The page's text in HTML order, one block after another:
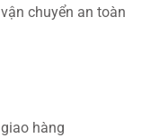
chuyển an toàn
hàng